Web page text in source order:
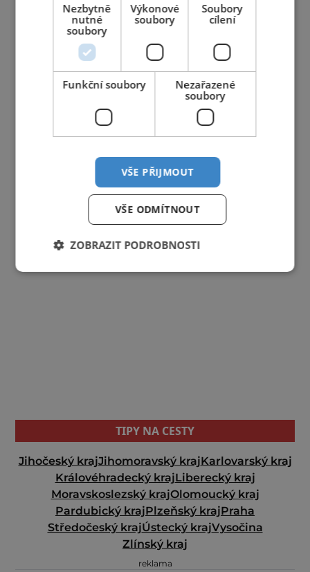
18 20 22
25 27 29
1 2 3 4 5
TIPY NA CESTY
Jihočeský krajJihomoravský krajKarlovarský kraj
Královéhradecký krajLiberecký kraj
Moravskoslezský krajOlomoucký kraj
Pardubický krajPlzeňský krajPraha
Středočeský krajÚstecký krajVysočina
Zlínský kraj
reklama
Nezbytně
nutné
soubory
Výkonové
soubory
Soubory
cílení
Funkční soubory
Nezařazené
soubory
VŠE PŘIJMOUT
VŠE ODMÍTNOUT
ZOBRAZIT PODROBNOSTI